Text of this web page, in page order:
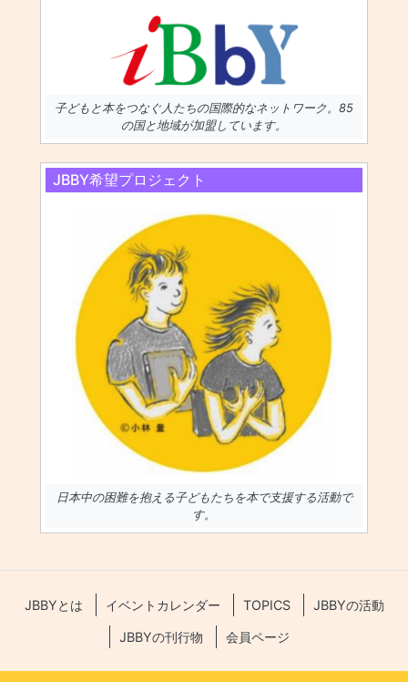
子どもと本をつなぐ人たちの国際的なネットワーク。85
の国と地域が加盟しています。
JBBY希望プロジェクト
日本中の困難を抱える子どもたちを本で支援する活動で
す。
JBBYとは イベントカレンダー TOPICS JBBYの活動
JBBYの刊行物 会員ページ